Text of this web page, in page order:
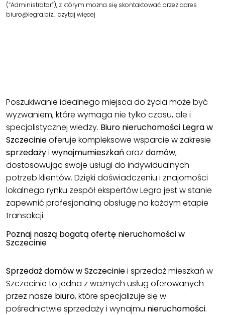
(“Administrator”), z którym można się skontaktować przez adres
biuro@legra.biz…czytaj więcej
Poszukiwanie idealnego miejsca do życia może być
wyzwaniem, które wymaga nie tylko czasu, ale i
specjalistycznej wiedzy. Biuro nieruchomości Legra w
Szczecinieoferuje kompleksowe wsparcie w zakresie
sprzedażyi wynajmumieszkańoraz domów,
dostosowując swoje usługi do indywidualnych
potrzeb klientów. Dzięki doświadczeniu i znajomości
lokalnego rynku zespół ekspertów Legra jest w stanie
zapewnić profesjonalną obsługę na każdym etapie
transakcji.
Poznaj naszą bogatą ofertę nieruchomości w
Szczecinie
Sprzedaż domów w Szczeciniei sprzedaż mieszkań w
Szczecinie to jedna z ważnych usług oferowanych
przez nasze biuro, które specjalizuje się w
pośrednictwie sprzedaży i wynajmu nieruchomości.